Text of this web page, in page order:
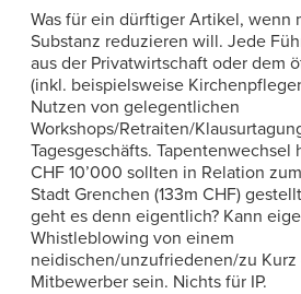
Was für ein dürftiger Artikel, wenn
Substanz reduzieren will. Jede
aus der Privatwirtschaft oder dem
(inkl. beispielsweise
Nutzen von gelegentlichen
Workshops/Retraiten/
Tagesgeschäfts. Tapentenwechsel
CHF 10’000 sollten in Relation
Stadt Grenchen (133m CHF)
geht es denn eigentlich? Kann
Whistleblowing von einem
neidischen/unzufriedenen/zu
Mitbewerber sein. Nichts für IP.